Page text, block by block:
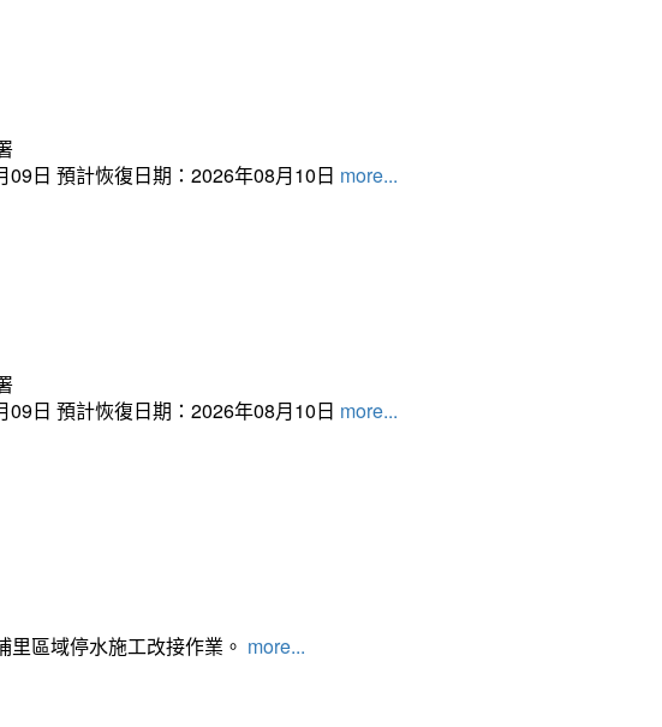
日 預計恢復日期：2026年08月10日 more...
日 預計恢復日期：2026年08月10日 more...
區域停水施工改接作業。 more...